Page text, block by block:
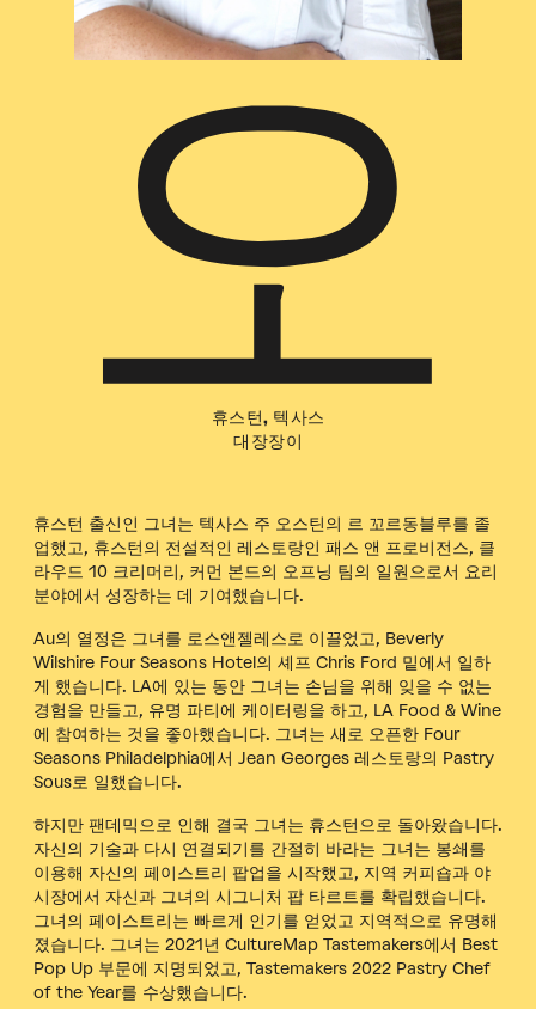
오
휴스턴, 텍사스
대장장이
휴스턴 출신인 그녀는 텍사스 주 오스틴의 르 꼬르동블루를 졸
업했고, 휴스턴의 전설적인 레스토랑인 패스 앤 프로비전스, 클
라우드 10 크리머리, 커먼 본드의 오프닝 팀의 일원으로서 요리
분야에서 성장하는 데 기여했습니다.
Au의 열정은 그녀를 로스앤젤레스로 이끌었고, Beverly
Wilshire Four Seasons Hotel의 셰프 Chris Ford 밑에서 일하
게 했습니다. LA에 있는 동안 그녀는 손님을 위해 잊을 수 없는
경험을 만들고, 유명 파티에 케이터링을 하고, LA Food & Wine
에 참여하는 것을 좋아했습니다. 그녀는 새로 오픈한 Four
Seasons Philadelphia에서 Jean Georges 레스토랑의 Pastry
Sous로 일했습니다.
하지만 팬데믹으로 인해 결국 그녀는 휴스턴으로 돌아왔습니다.
자신의 기술과 다시 연결되기를 간절히 바라는 그녀는 봉쇄를
이용해 자신의 페이스트리 팝업을 시작했고, 지역 커피숍과 야
시장에서 자신과 그녀의 시그니처 팝 타르트를 확립했습니다.
그녀의 페이스트리는 빠르게 인기를 얻었고 지역적으로 유명해
졌습니다. 그녀는 2021년 CultureMap Tastemakers에서 Best
Pop Up 부문에 지명되었고, Tastemakers 2022 Pastry Chef
of the Year를 수상했습니다.